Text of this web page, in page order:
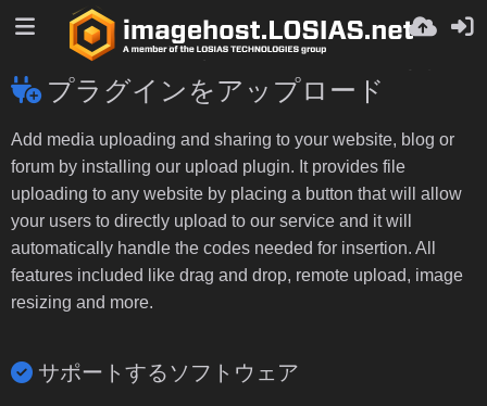
プラグインをアップロード
Add media uploading and sharing to your website, blog or
forum by installing our upload plugin. It provides file
uploading to any website by placing a button that will allow
your users to directly upload to our service and it will
automatically handle the codes needed for insertion. All
features included like drag and drop, remote upload, image
resizing and more.
サポートするソフトウェア